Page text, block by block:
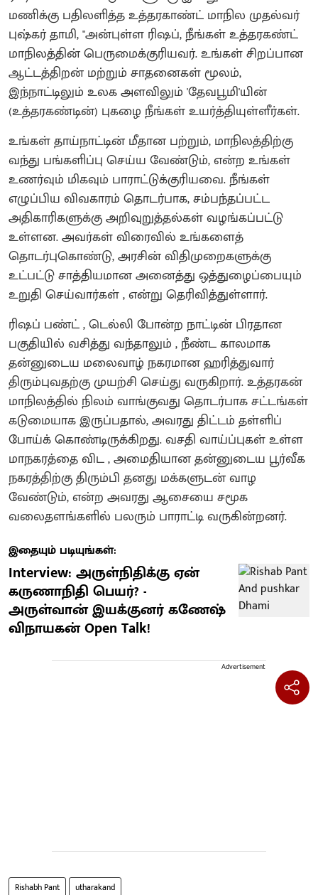
மணிக்கு பதிலளித்த உத்தரகாண்ட் மாநில முதல்வர்
புஷ்கர் தாமி, "அன்புள்ள ரிஷப், நீங்கள் உத்தரகண்ட்
மாநிலத்தின் பெருமைக்குரியவர். உங்கள் சிறப்பான
ஆட்டத்திறன் மற்றும் சாதனைகள் மூலம்,
இந்நாட்டிலும் உலக அளவிலும் 'தேவபூமி'யின்
(உத்தரகண்டின்) புகழை நீங்கள் உயர்த்தியுள்ளீர்கள்.
உங்கள் தாய்நாட்டின் மீதான பற்றும், மாநிலத்திற்கு
வந்து பங்களிப்பு செய்ய வேண்டும், என்ற உங்கள்
உணர்வும் மிகவும் பாராட்டுக்குரியவை. நீங்கள்
எழுப்பிய விவகாரம் தொடர்பாக, சம்பந்தப்பட்ட
அதிகாரிகளுக்கு அறிவுறுத்தல்கள் வழங்கப்பட்டு
உள்ளன. அவர்கள் விரைவில் உங்களைத்
தொடர்புகொண்டு, அரசின் விதிமுறைகளுக்கு
உட்பட்டு சாத்தியமான அனைத்து ஒத்துழைப்பையும்
உறுதி செய்வார்கள் , என்று தெரிவித்துள்ளார்.
ரிஷப் பண்ட் , டெல்லி போன்ற நாட்டின் பிரதான
பகுதியில் வசித்து வந்தாலும் , நீண்ட காலமாக
தன்னுடைய மலைவாழ் நகரமான ஹரித்துவார்
திரும்புவதற்கு முயற்சி செய்து வருகிறார். உத்தரகன்
மாநிலத்தில் நிலம் வாங்குவது தொடர்பாக சட்டங்கள்
கடுமையாக இருப்பதால், அவரது திட்டம் தள்ளிப்
போய்க் கொண்டிருக்கிறது. வசதி வாய்ப்புகள் உள்ள
மாநகரத்தை விட , அமைதியான தன்னுடைய பூர்வீக
நகரத்திற்கு திரும்பி தனது மக்களுடன் வாழ
வேண்டும், என்ற அவரது ஆசையை சமூக
வலைதளங்களில் பலரும் பாராட்டி வருகின்றனர்.
இதையும் படியுங்கள்:
Interview: அருள்நிதிக்கு ஏன்
கருணாநிதி பெயர்? -
அருள்வான் இயக்குனர் கணேஷ்
விநாயகன் Open Talk!
Advertisement
Rishabh Pant utharakand